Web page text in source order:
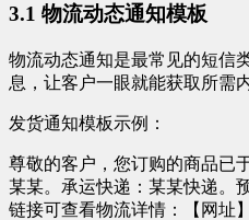
3.1 物流动态通知模板
物流动态通知是最常见的短信
息，让客户一眼就能获取所需内
发货通知模板示例：
尊敬的客户，您订购的商品已
某某。承运快递：某某快递。
链接可查看物流详情：【网址